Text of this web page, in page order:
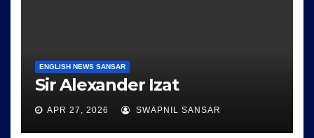
ENGLISH NEWS SANSAR
Sir Alexander Izat
APR 27, 2026 SWAPNIL SANSAR